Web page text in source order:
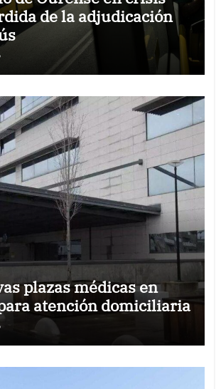
de la adjudicación
plazas médicas en
atención domiciliaria